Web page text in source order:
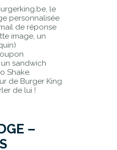
le
personnalisée
de réponse
image, un
sandwich
Shake.
de Burger King
de lui !
–